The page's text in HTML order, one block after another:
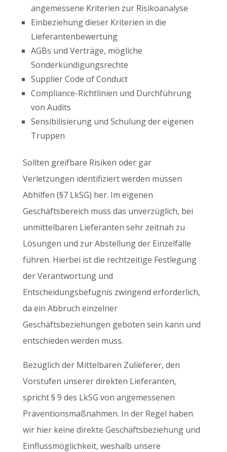
angemessene Kriterien zur Risikoanalyse
Einbeziehung dieser Kriterien in die
Lieferantenbewertung
AGBs und Verträge, mögliche
Sonderkündigungsrechte
Supplier Code of Conduct
Compliance-Richtlinien und Durchführung
von Audits
Sensibilisierung und Schulung der eigenen
Truppen
Sollten greifbare Risiken oder gar
Verletzungen identifiziert werden müssen
Abhilfen (§7 LkSG) her. Im eigenen
Geschäftsbereich muss das unverzüglich, bei
unmittelbaren Lieferanten sehr zeitnah zu
Lösungen und zur Abstellung der Einzelfälle
führen. Hierbei ist die rechtzeitige Festlegung
der Verantwortung und
Entscheidungsbefugnis zwingend erforderlich,
da ein Abbruch einzelner
Geschäftsbeziehungen geboten sein kann und
entschieden werden muss.
Bezüglich der Mittelbaren Zulieferer, den
Vorstufen unserer direkten Lieferanten,
spricht § 9 des LkSG von angemessenen
Präventionsmaßnahmen. In der Regel haben
wir hier keine direkte Geschäftsbeziehung und
Einflussmöglichkeit, weshalb unsere